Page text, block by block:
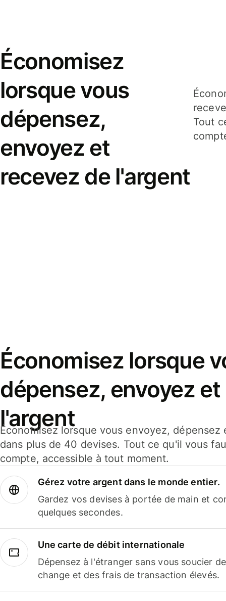
Économisez
lorsque vous
dépensez,
envoyez et
recevez de l'argent
Tout
Économisez lorsque
dépensez, envoyez
l'argent
Économisez lorsque vous envoyez,
dans plus de 40 devises. Tout ce qu'il vous
compte, accessible à tout moment.
Gérez votre argent dans le monde entier.
Gardez vos devises à portée de main et
quelques secondes.
Une carte de débit internationale
Dépensez à l'étranger sans vous soucier
change et des frais de transaction élevés.